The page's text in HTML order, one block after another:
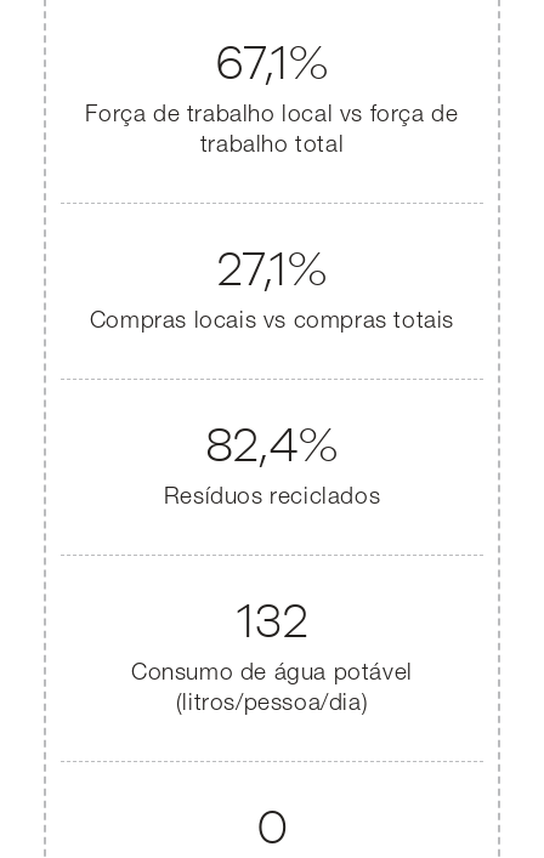
67,1%
Força de trabalho local vs força de
trabalho total
27,1%
Compras locais vs compras totais
82,4%
Resíduos reciclados
132
Consumo de água potável
(litros/pessoa/dia)
0